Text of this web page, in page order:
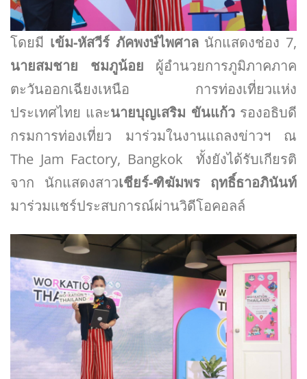
โดยมี เข้ม-หัสวีร์ ภัคพงษ์ไพศาลนักแสดงช่อง 7,
นายสมชาย ชมภูน้อย ผู้อำนวยการภูมิภาคภาค
ตะวันออกเฉียงเหนือ การท่องเที่ยวแห่ง
ประเทศไทย และนายบุญเสริม ขันแก้วรองอธิบดี
กรมการท่องเที่ยว มาร่วมในงานแถลงข่าวฯ ณ
The Jam Factory, Bangkok ทั้งยังได้รับเกียรติ
จาก นักแสดงสาวเชียร์-ฑิฆัมพร ฤทธิ์ธาอภินันท์
มาร่วมแชร์ประสบการณ์ผ่านวิดีโอคอลล์